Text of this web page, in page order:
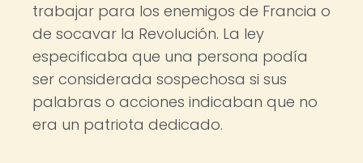
trabajar para los enemigos de Francia o
de socavar la Revolución. La ley
especificaba que una persona podía
ser considerada sospechosa si sus
palabras o acciones indicaban que no
era un patriota dedicado.